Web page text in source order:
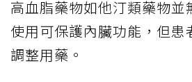
高血脂藥物如他汀類藥物並
使用可保護內臟功能，但患
調整用藥。